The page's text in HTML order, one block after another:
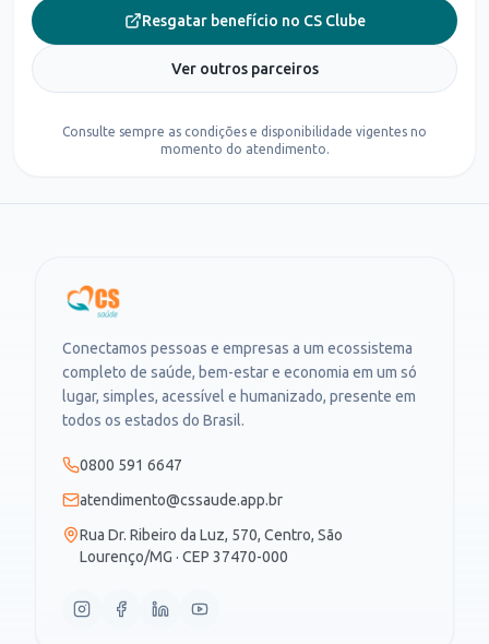
Resgatar benefício no CS Clube
Ver outros parceiros
Consulte sempre as condições e disponibilidade vigentes no
momento do atendimento.
Conectamos pessoas e empresas a um ecossistema
completo de saúde, bem-estar e economia em um só
lugar, simples, acessível e humanizado, presente em
todos os estados do Brasil.
0800 591 6647
atendimento@cssaude.app.br
Rua Dr. Ribeiro da Luz, 570, Centro, São
Lourenço/MG · CEP 37470-000